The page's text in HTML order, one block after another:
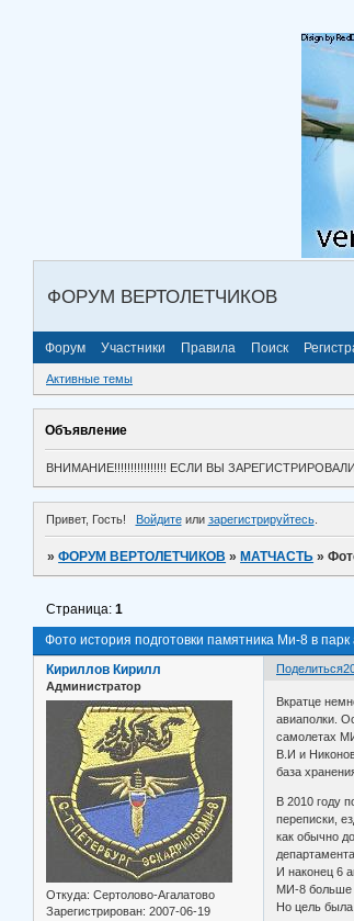
ФОРУМ ВЕРТОЛЕТЧИКОВ
Форум Участники Правила Поиск
Активные темы
Объявление
ВНИМАНИЕ!!!!!!!!!!!!!!!! ЕСЛИ ВЫ
Привет, Гость! Войдитеили зарегистрируйтесь.
»ФОРУМ ВЕРТОЛЕТЧИКОВ » МАТЧАСТЬ »
Фото история подготовки памятника Ми-8 в парк
Страница:1
Поделиться
Кириллов Кирилл
Администратор
Откуда: Сертолово-Агалатово
Зарегистрирован: 2007-06-19
Вкратце
авиаполки.
самолетах
В.И и
база
В 2010 году
переписки,
как обычно
И наконец 6
МИ-8 больше
Но цель